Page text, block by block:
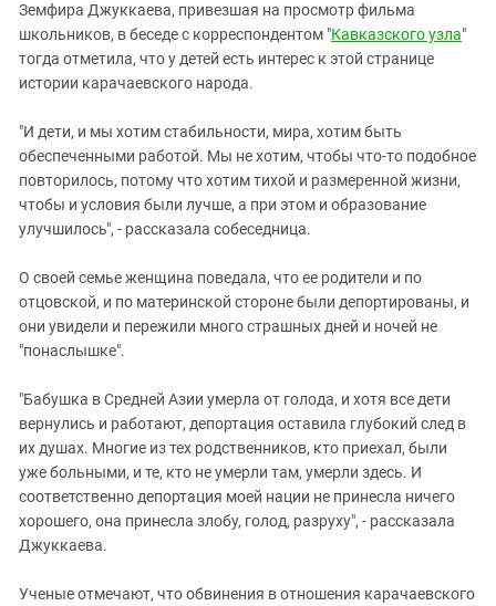
Земфира Джуккаева, привезшая на просмотр фильма
школьников, в беседе с корреспондентом "Кавказского узла"
тогда отметила, что у детей есть интерес к этой странице
истории карачаевского народа.
"И дети, и мы хотим стабильности, мира, хотим быть
обеспеченными работой. Мы не хотим, чтобы что-то подобное
повторилось, потому что хотим тихой и размеренной жизни,
чтобы и условия были лучше, а при этом и образование
улучшилось", - рассказала собеседница.
О своей семье женщина поведала, что ее родители и по
отцовской, и по материнской стороне были депортированы, и
они увидели и пережили много страшных дней и ночей не
"понаслышке".
"Бабушка в Средней Азии умерла от голода, и хотя все дети
вернулись и работают, депортация оставила глубокий след в
их душах. Многие из тех родственников, кто приехал, были
уже больными, и те, кто не умерли там, умерли здесь. И
соответственно депортация моей нации не принесла ничего
хорошего, она принесла злобу, голод, разруху", - рассказала
Джуккаева.
Ученые отмечают, что обвинения в отношения карачаевского